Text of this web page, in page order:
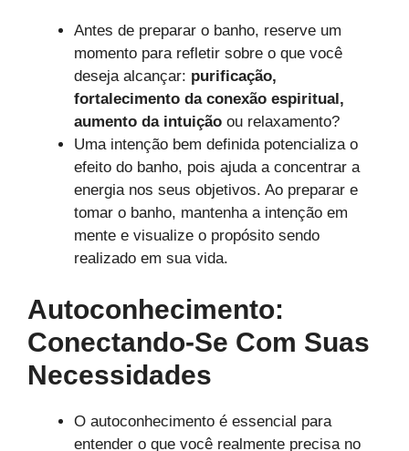
Antes de preparar o banho, reserve um
momento para refletir sobre o que você
deseja alcançar: purificação,
fortalecimento da conexão espiritual,
aumento da intuição ou relaxamento?
Uma intenção bem definida potencializa o
efeito do banho, pois ajuda a concentrar a
energia nos seus objetivos. Ao preparar e
tomar o banho, mantenha a intenção em
mente e visualize o propósito sendo
realizado em sua vida.
Autoconhecimento:
Conectando-Se Com Suas
Necessidades
O autoconhecimento é essencial para
entender o que você realmente precisa no